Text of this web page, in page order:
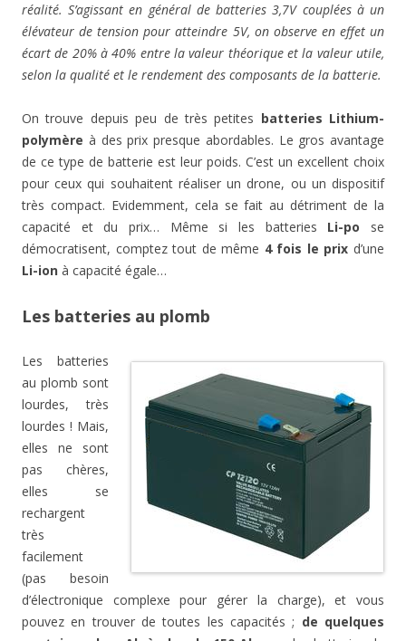
réalité. S’agissant en général de batteries 3,7V couplées à un
élévateur de tension pour atteindre 5V, on observe en effet un
écart de 20% à 40% entre la valeur théorique et la valeur utile,
selon la qualité et le rendement des composants de la batterie.
On trouve depuis peu de très petites batteries Lithium-
polymère à des prix presque abordables. Le gros avantage
de ce type de batterie est leur poids. C’est un excellent choix
pour ceux qui souhaitent réaliser un drone, ou un dispositif
très compact. Evidemment, cela se fait au détriment de la
capacité et du prix… Même si les batteries Li-po se
démocratisent, comptez tout de même 4 fois le prix d’une
Li-ion à capacité égale…
Les batteries au plomb
Les batteries
au plomb sont
lourdes, très
lourdes ! Mais,
elles ne sont
pas chères,
elles se
rechargent
très
facilement
(pas besoin
d’électronique complexe pour gérer la charge), et vous
pouvez en trouver de toutes les capacités ; de quelques